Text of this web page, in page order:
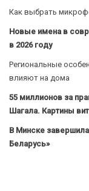
Как выбрать
Новые имена в
в 2026 году
Региональные
влияют на дома
55 миллионов за
Шагала. Картины
В Минске
Беларусь»